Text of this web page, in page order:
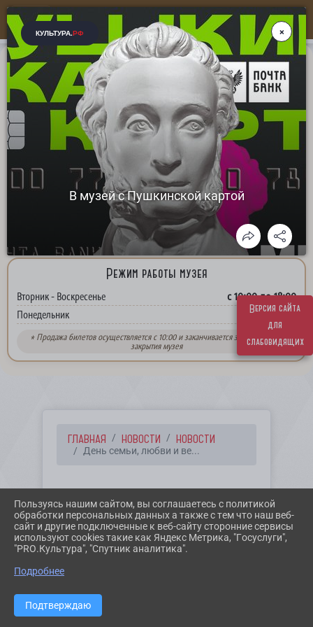
Версия сайта
для
слабовидящих
Больше, чем музей...
ГБУК СК "Ессентукский историко-краеведческий
музей им. В. П. Шпаковского"
адрес: Ставропольский край, г. Ессентуки, ул. Кисловодская, д. 5
Телефон для справок: +7(87934) 66-44-1,8(928)632-49-49
Режим работы музея
Вторник - Воскресенье с 10:00 до 18:00
Понедельник выходной
* Продажа билетов осуществляется с 10:00 и заканчивается за 30 минут до
закрытия музея
ГЛАВНАЯ НОВОСТИ НОВОСТИ
День семьи, любви и ве...
ДЕНЬ СЕМЬИ, ЛЮБВИ И
ВЕРНОСТИ
Пользуясь нашим сайтом, вы соглашаетесь с политикой
обработки персональных данных а также с тем что наш веб-
сайт и другие подключенные к веб-сайту сторонние сервисы
используют cookies такие как Яндекс Метрика, "Госуслуги",
"PRO.Культура", "Спутник аналитика".
Подробнее
Подтверждаю